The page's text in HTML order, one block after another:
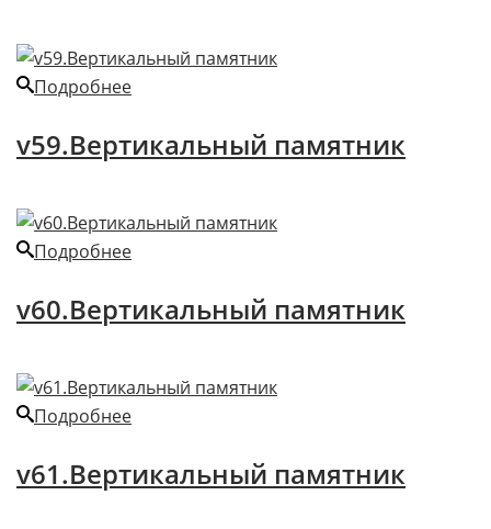
Подробнее
v59.Вертикальный памятник
Подробнее
v60.Вертикальный памятник
Подробнее
v61.Вертикальный памятник